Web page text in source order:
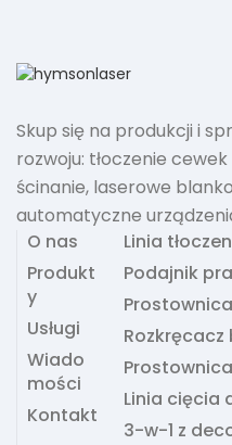
Skup się na produkcji i
rozwoju: tłoczenie
ścinanie, laserowe
automatyczne
O nas
Produkt
y
Usługi
Wiado
mości
Kontakt
Linia
Podajnik
Rozkręcacz
Linia cięcia
3-w-1 z